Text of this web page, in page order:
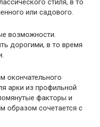
стиля, в то
или садового.
возможности.
дорогими, в то время
окончательного
арки из профильной
факторы и
образом сочетается с